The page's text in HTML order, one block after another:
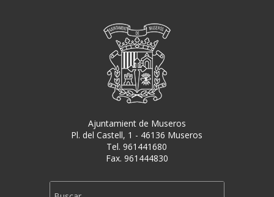
Ajuntamient de Museros
Pl. del Castell, 1 - 46136 Museros
Tel. 961441680
Fax. 961444830